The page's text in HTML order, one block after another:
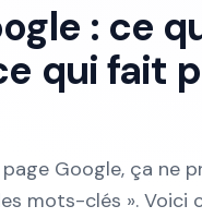
: ce
qui fait
Google, ça ne
mots-clés ».